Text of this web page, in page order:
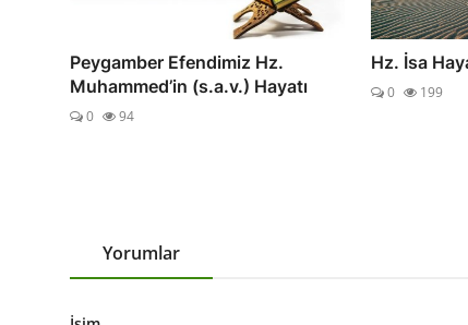
Peygamber Efendimiz Hz.
Muhammed’in (s.a.v.) Hayatı
0 94
Hz. İsa
0 199
Yorumlar